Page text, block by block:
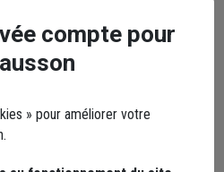
Instagram
compte pour
» pour améliorer votre